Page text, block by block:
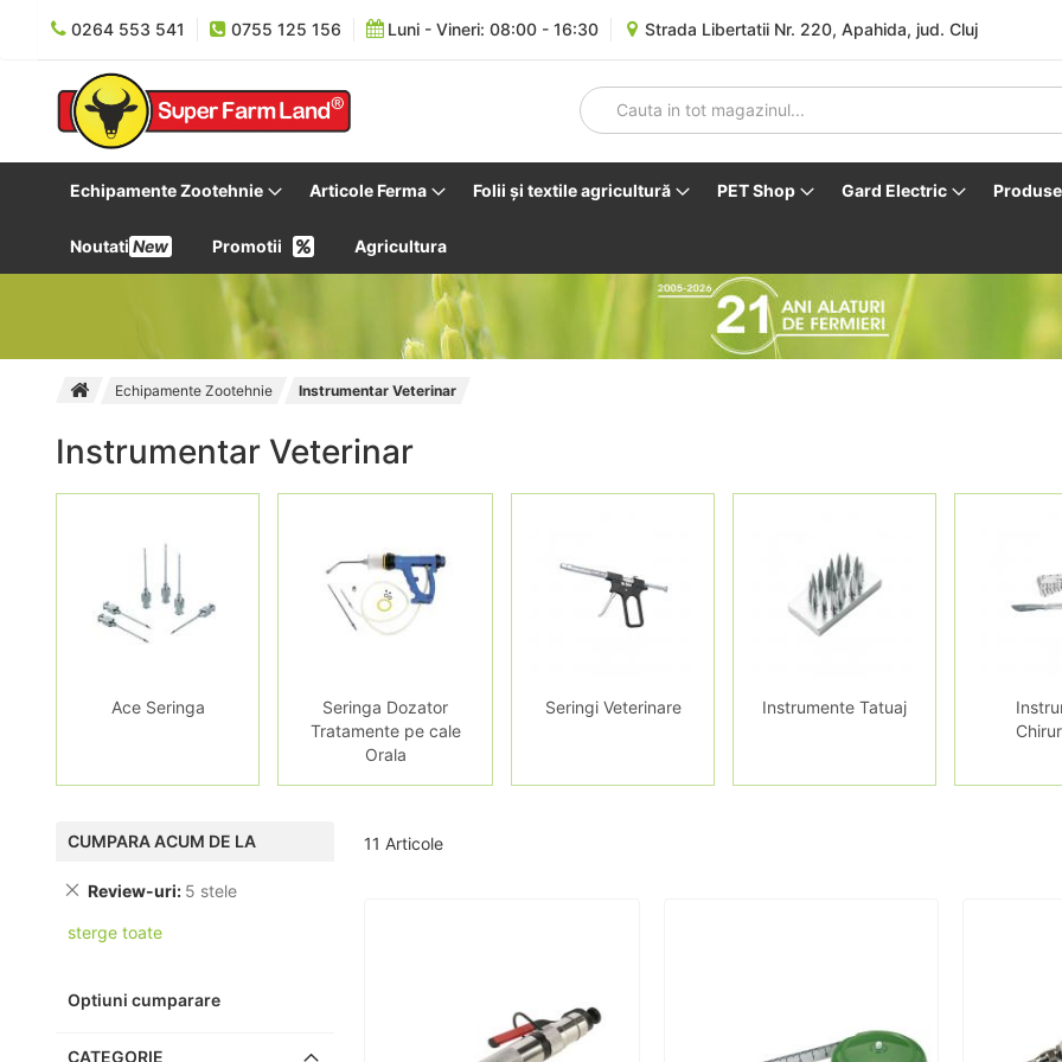
0264 553 541 0755 125 156 Luni - Vineri: 08:00 - 16:30 Strada Libertatii Nr. 220, Apahida, jud. Cluj
Echipamente Zootehnie Articole Ferma Folii și textile agricultură PET Shop Gard Electric
Noutati New Promotii Agricultura
Echipamente Zootehnie Instrumentar Veterinar
Instrumentar Veterinar
Ace Seringa
Seringa Dozator
Tratamente pe cale
Orala
Seringi Veterinare Instrumente Tatuaj
11 Articole
CUMPARA ACUM DE LA
Review-uri 5 stele
sterge toate
Optiuni cumparare
CATEGORIE